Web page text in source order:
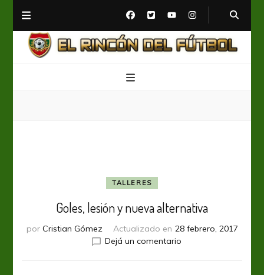
TALLERES
Goles, lesión y nueva alternativa
por Cristian Gómez Actualizado en 28 febrero, 2017
Dejá un comentarioen